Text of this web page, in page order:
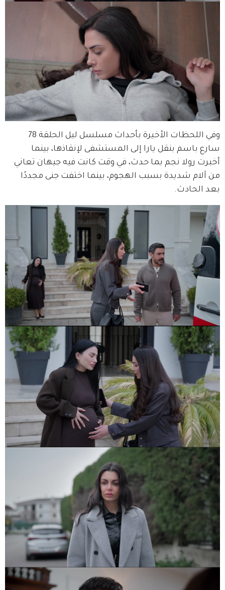
سارع باسم بنقل يارا إلى المستشفى لإنقاذها، بينما
أخبرت رولا نجم بما حدث، في وقت كانت فيه جيهان تعاني
من آلام شديدة بسبب الهجوم، بينما اختفت جنى مجددًا
بعد الحادث.